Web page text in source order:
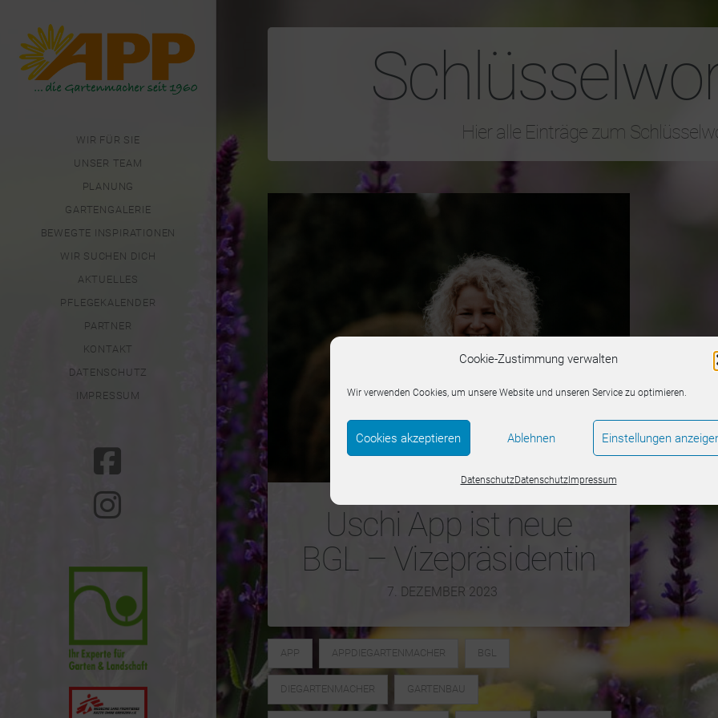
Cookie-Zustimmung verwalten
Wir verwenden Cookies, um unsere Website und unseren Service zu optimieren.
Cookies akzeptieren Ablehnen Einstellungen
DatenschutzDatenschutzImpressum
WIR FÜR SIE
UNSER TEAM
PLANUNG
GARTENGALERIE
BEWEGTE INSPIRATIONEN
WIR SUCHEN DICH
AKTUELLES
PFLEGEKALENDER
PARTNER
KONTAKT
DATENSCHUTZ
IMPRESSUM
Hier alle Einträge zum
Uschi App ist neue
BGL – Vizepräsidentin
7. DEZEMBER 2023
APP APPDIEGARTENMACHER BGL
DIEGARTENMACHER GARTENBAU